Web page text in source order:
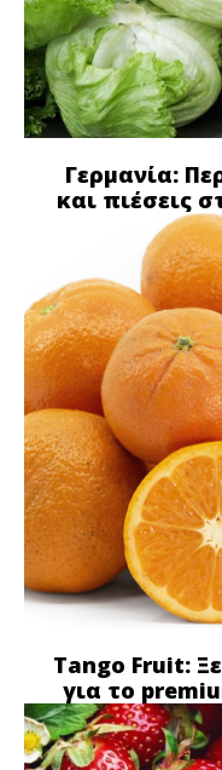
Γερμανία:
και πιέσεις
Tango Fruit:
για το